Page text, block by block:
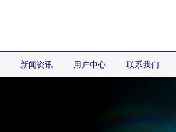
新闻资讯 用户中心 联系我们